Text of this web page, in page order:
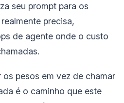
seu prompt para os
precisa,
de agente onde o custo
pesos em vez de chamar
é o caminho que este